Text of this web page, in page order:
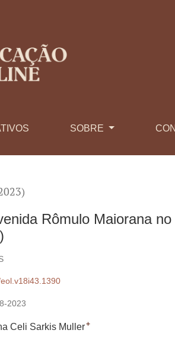
SOBRE
Rômulo Maiorana
2023
Celi Sarkis Muller+